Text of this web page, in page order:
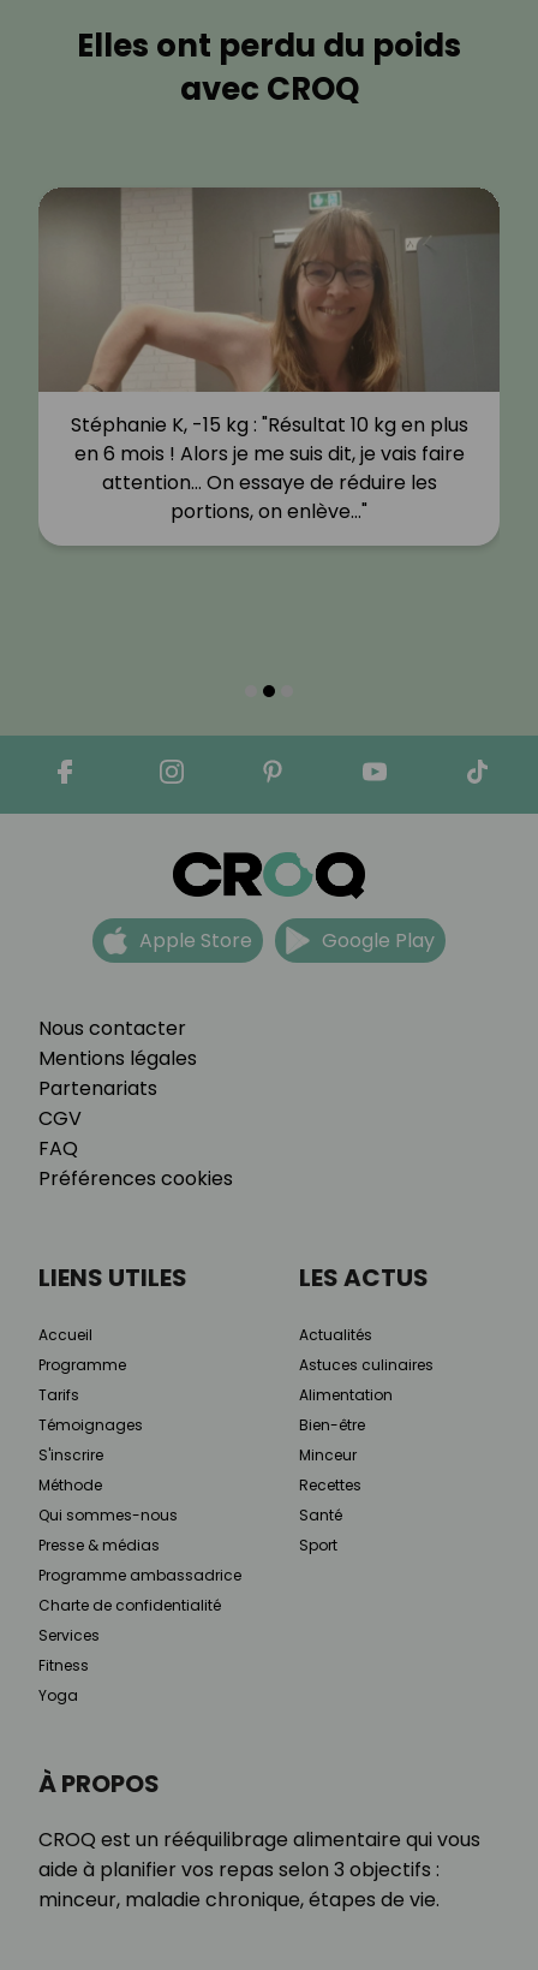
Elles ont perdu du poids
avec CROQ
Stéphanie K, -15 kg : "Résultat 10 kg en plus
en 6 mois ! Alors je me suis dit, je vais faire
attention… On essaye de réduire les
portions, on enlève…"
Nous contacter
Mentions légales
Partenariats
CGV
FAQ
Préférences cookies
Apple Store Google Play
À PROPOS
CROQ est un rééquilibrage alimentaire qui vous
aide à planifier vos repas selon 3 objectifs :
minceur, maladie chronique, étapes de vie.
LIENS UTILES
Accueil
Programme
Tarifs
Témoignages
S'inscrire
Méthode
Qui sommes-nous
Presse & médias
Programme ambassadrice
Charte de confidentialité
Services
Fitness
Yoga
LES ACTUS
Actualités
Astuces culinaires
Alimentation
Bien-être
Minceur
Recettes
Santé
Sport